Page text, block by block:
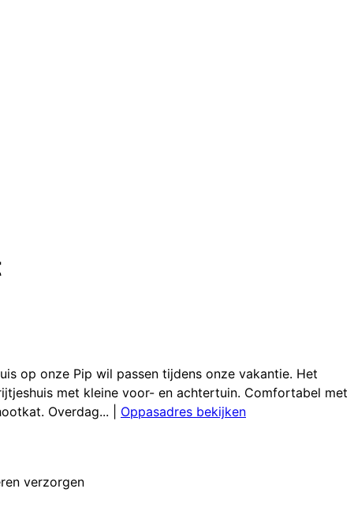
op onze Pip wil passen tijdens onze vakantie. Het
met kleine voor- en achtertuin. Comfortabel met
Overdag...
Oppasadres bekijken
verzorgen